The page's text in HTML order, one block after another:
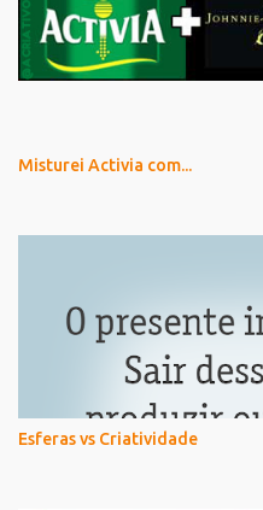
Misturei Activia com...
Esferas vs Criatividade